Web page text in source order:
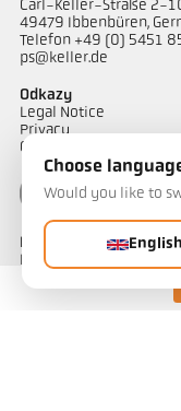
Carl-Keller-Straße 2-
49479 Ibbenbüren,
Telefon +49 (0) 5451
ps@keller.de
Odkazy
Legal Notice
Privacy
GTC
Kontakt
Máte dotazy ohledně
Choose
Would you like to
English